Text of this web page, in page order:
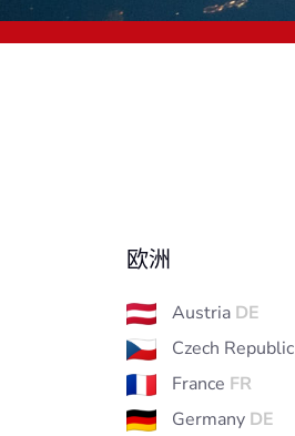
欧洲
Austria DE
Czech Republic
France FR
Germany DE